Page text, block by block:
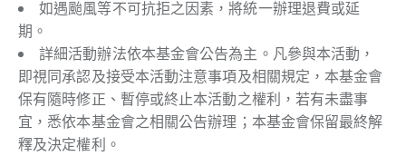
如遇颱風等不可抗拒之因素，將統一辦理退費或延
期。
詳細活動辦法依本基金會公告為主。凡參與本活動，
即視同承認及接受本活動注意事項及相關規定，本基金會
保有隨時修正、暫停或終止本活動之權利，若有未盡事
宜，悉依本基金會之相關公告辦理；本基金會保留最終解
釋及決定權利。